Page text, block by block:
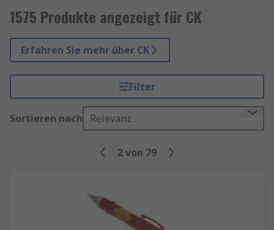
1575 Produkte angezeigt für CK
Erfahren Sie mehr über CK
Filter
Sortieren nach Relevanz
2von 79